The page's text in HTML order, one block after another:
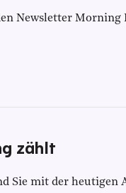
Newsletter Morning
zählt
Sie mit der heutigen